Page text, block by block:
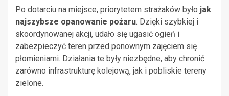
Po dotarciu na miejsce, priorytetem strażaków było jak
najszybsze opanowanie pożaru. Dzięki szybkiej i
skoordynowanej akcji, udało się ugasić ogień i
zabezpieczyć teren przed ponownym zajęciem się
płomieniami. Działania te były niezbędne, aby chronić
zarówno infrastrukturę kolejową, jak i pobliskie tereny
zielone.